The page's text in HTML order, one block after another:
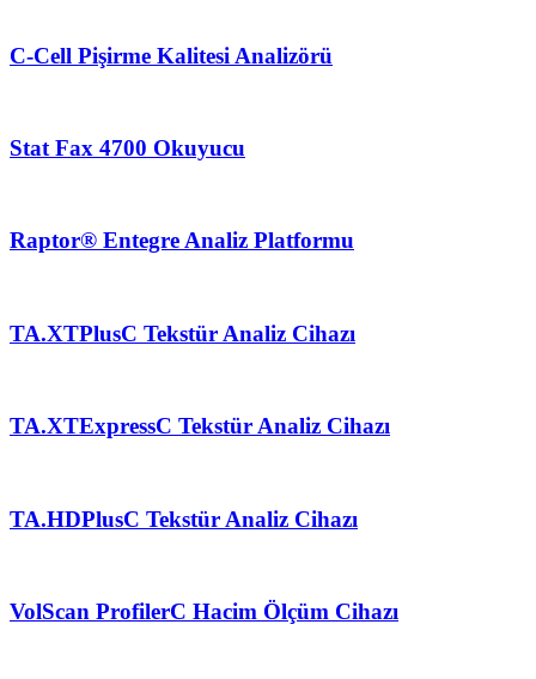
C-Cell Pişirme Kalitesi Analizörü
Stat Fax 4700 Okuyucu
Raptor® Entegre Analiz Platformu
TA.XTPlusC Tekstür Analiz Cihazı
TA.XTExpressC Tekstür Analiz Cihazı
TA.HDPlusC Tekstür Analiz Cihazı
VolScan ProfilerC Hacim Ölçüm Cihazı